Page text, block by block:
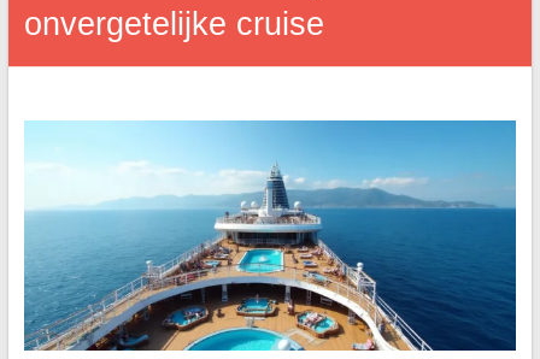
onvergetelijke cruise